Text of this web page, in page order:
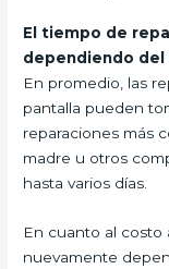
El tiempo de
dependiendo
En promedio, las
pantalla pueden
reparaciones más
madre u otros
hasta varios días.
En cuanto al costo
nuevamente